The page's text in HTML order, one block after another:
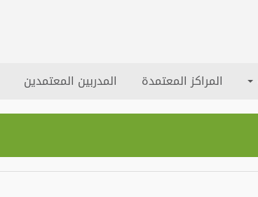
المراكز المعتمدة المدربين المعتمدين